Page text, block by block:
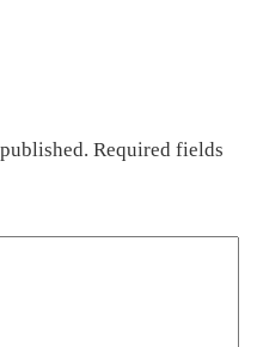
Required fields